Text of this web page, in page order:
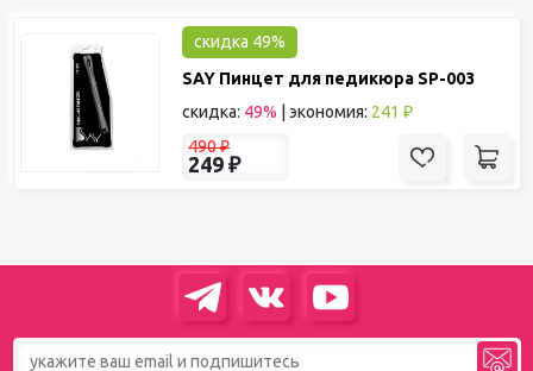
скидка 49%
SAY Пинцет для педикюра SP-003
скидка: 49% |экономия: 241 ₽
490₽
249 ₽